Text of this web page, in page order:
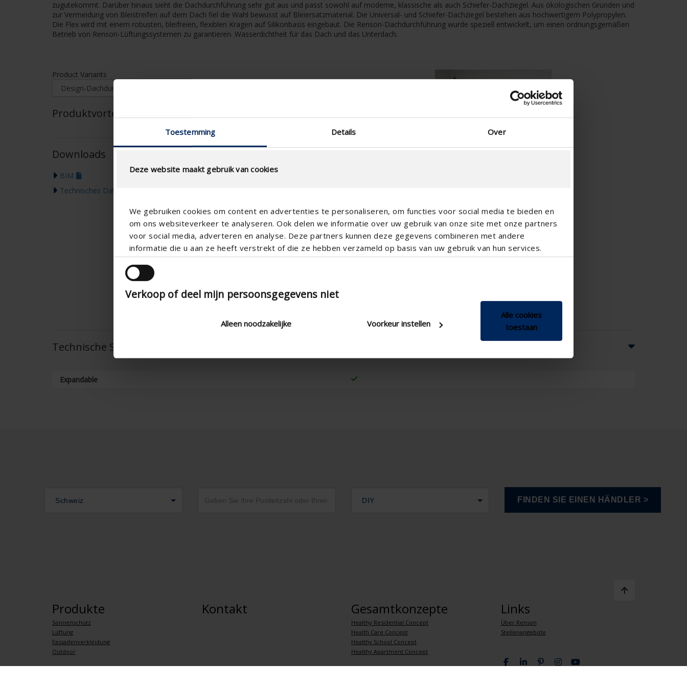
Toestemming Details Over
Deze website maakt gebruik van cookies
We gebruiken cookies om content en advertenties te personaliseren, om functies voor social media te bieden en
om ons websiteverkeer te analyseren. Ook delen we informatie over uw gebruik van onze site met onze partners
voor social media, adverteren en analyse. Deze partners kunnen deze gegevens combineren met andere
informatie die u aan ze heeft verstrekt of die ze hebben verzameld op basis van uw gebruik van hun services.
Verkoop of deel mijn persoonsgegevens niet
Alleen noodzakelijke Voorkeur instellen
Alle cookies
toestaan
zugutekommt. Darüber hinaus sieht die Dachdurchführung sehr gut aus und passt sowohl auf moderne, klassische als auch Schiefer-Dachziegel. Aus ökologischen Gründen und
zur Vermeidung von Bleistreifen auf dem Dach fiel die Wahl bewusst auf Bleiersatzmaterial. Die Universal- und Schiefer-Dachziegel bestehen aus hochwertigem Polypropylen.
Die Flex wird mit einem robusten, bleifreien, flexiblen Kragen auf Silikonbasis eingebaut. Die Renson-Dachdurchführung wurde speziell entwickelt, um einen ordnungsgemäßen
Betrieb von Renson-Lüftungssystemen zu garantieren. Wasserdichtheit für das Dach und das Unterdach.
Product Variants
Produktvorteile
Downloads
BIM
Technisches Datenblatt
Technische Spezifikationen
Expandable
Schweiz DIY
Produkte
Sonnenschutz
Lüftung
Fassadenverkleidung
Outdoor
Kontakt Gesamtkonzepte
Healthy Residential Concept
Health Care Concept
Healthy School Concept
Healthy Apartment Concept
Links
Über Renson
Stellenangebote